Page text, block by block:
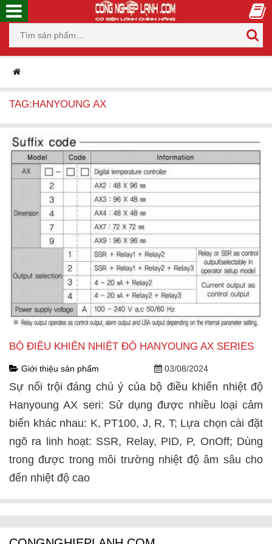
TAG:HANYOUNG AX
BỘ ĐIỀU KHIỂN NHIỆT ĐỘ HANYOUNG AX SERIES
Giới thiệu sản phẩm 03/08/2024
Sự nổi trội đáng chú ý của bộ điều khiển nhiệt độ
Hanyoung AX seri: Sử dụng được nhiều loại cảm
biến khác nhau: K, PT100, J, R, T; Lựa chọn cài đặt
ngõ ra linh hoạt: SSR, Relay, PID, P, OnOff; Dùng
trong được trong môi trường nhiệt độ âm sâu cho
đến nhiệt độ cao